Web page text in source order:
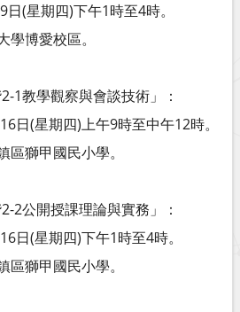
(星期四)下午1時至4時。
博愛校區。
1教學觀察與會談技術」：
(星期四)上午9時至中午12時。
獅甲國民小學。
2公開授課理論與實務」：
(星期四)下午1時至4時。
獅甲國民小學。